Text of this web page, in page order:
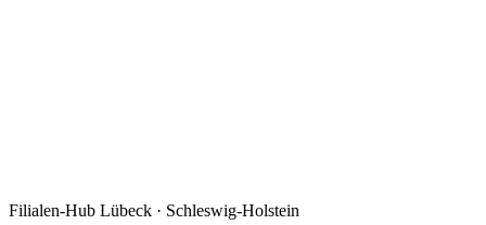
Filialen-Hub Lübeck · Schleswig-Holstein